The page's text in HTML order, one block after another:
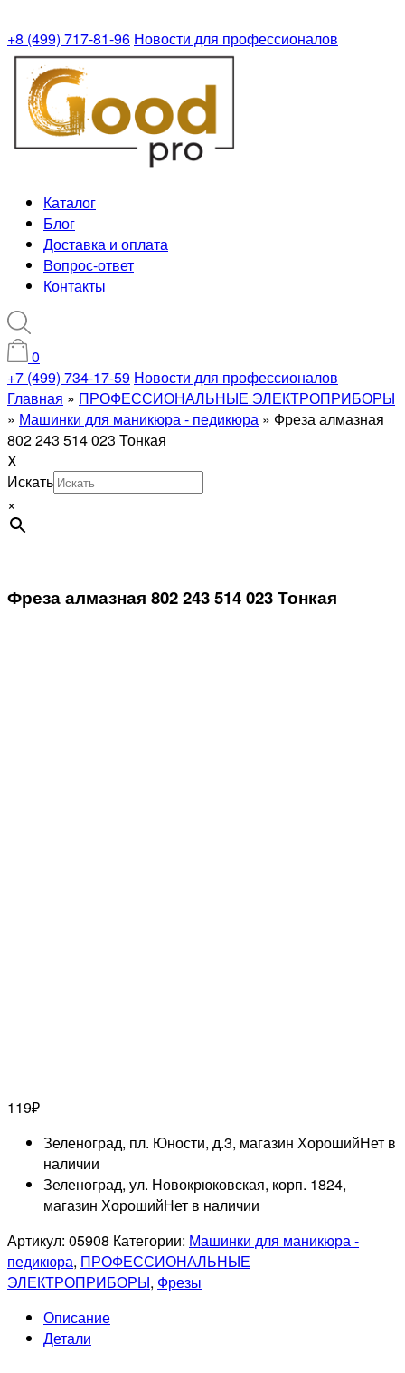
+8 (499) 717-81-96 Новости для профессионалов
Каталог
Блог
Доставка и оплата
Вопрос-ответ
Контакты
0
+7 (499) 734-17-59 Новости для профессионалов
Главная » ПРОФЕССИОНАЛЬНЫЕ ЭЛЕКТРОПРИБОРЫ
» Машинки для маникюра - педикюра » Фреза алмазная
802 243 514 023 Тонкая
X
Искать
×
Фреза алмазная 802 243 514 023 Тонкая
119₽
Зеленоград, пл. Юности, д.3, магазин ХорошийНет в
наличии
Зеленоград, ул. Новокрюковская, корп. 1824,
магазин ХорошийНет в наличии
Артикул: 05908 Категории: Машинки для маникюра -
педикюра, ПРОФЕССИОНАЛЬНЫЕ
ЭЛЕКТРОПРИБОРЫ, Фрезы
Описание
Детали